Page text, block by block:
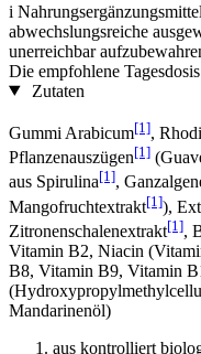
i
abwechslungsreiche
unerreichbar
Die empfohlene
Zutaten
Gummi Arabicum[1],
Pflanzenauszügen[1]
aus Spirulina[1],
Mangofruchtextrakt[1]),
Zitronenschalenextrakt[1],
Vitamin B2, Niacin
B8, Vitamin B9, Vitamin
Mandarinenöl)
aus kontrolliert